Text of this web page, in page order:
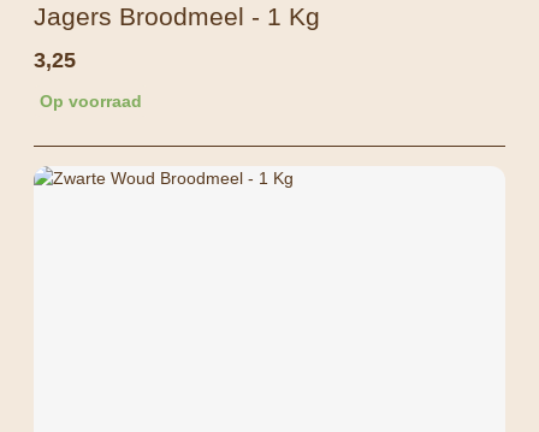
Jagers Broodmeel - 1 Kg
3,25
Op voorraad